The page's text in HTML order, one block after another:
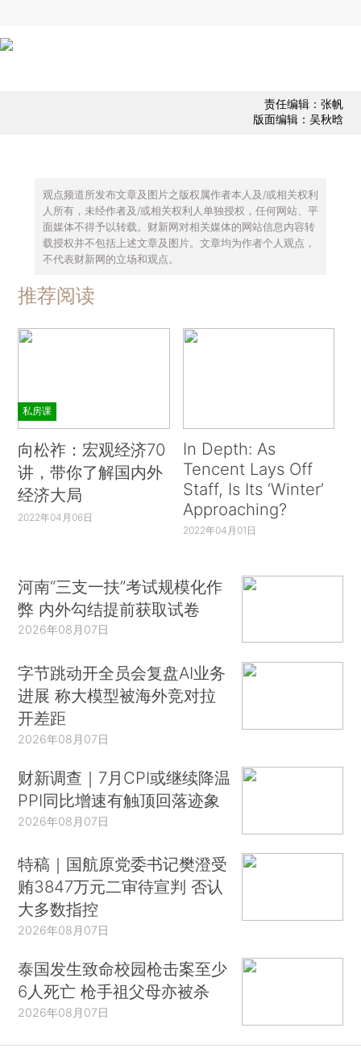
责任编辑：张帆
版面编辑：吴秋晗
观点频道所发布文章及图片之版权属作者本人及/或相关权利
人所有，未经作者及/或相关权利人单独授权，任何网站、平
面媒体不得予以转载。财新网对相关媒体的网站信息内容转
载授权并不包括上述文章及图片。文章均为作者个人观点，
不代表财新网的立场和观点。
推荐阅读
私房课
向松祚：宏观经济70
讲，带你了解国内外
经济大局
2022年04月06日
In Depth: As
Tencent Lays Off
Staff, Is Its ‘Winter’
Approaching?
2022年04月01日
河南“三支一扶”考试规模化作
弊 内外勾结提前获取试卷
2026年08月07日
字节跳动开全员会复盘AI业务
进展 称大模型被海外竞对拉
开差距
2026年08月07日
财新调查｜7月CPI或继续降温
PPI同比增速有触顶回落迹象
2026年08月07日
特稿｜国航原党委书记樊澄受
贿3847万元二审待宣判 否认
大多数指控
2026年08月07日
泰国发生致命校园枪击案至少
6人死亡 枪手祖父母亦被杀
2026年08月07日